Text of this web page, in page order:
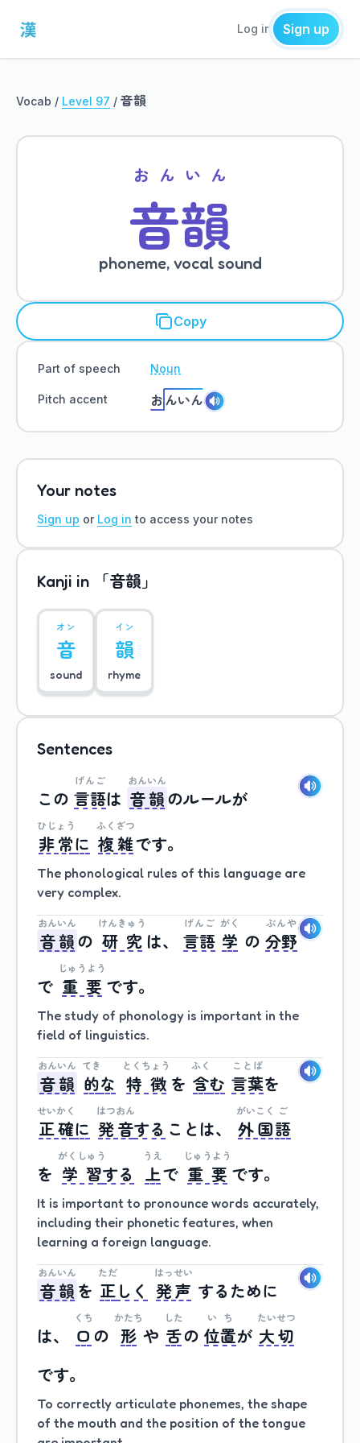
Log in Sign up
Vocab / Level 97 / 音韻
音
おん
韻
いん
phoneme, vocal sound
Copy
Part of speech Noun
Pitch accent おんいん
Your notes
Sign up or Log in to access your notes
Kanji in 「音韻」
オン
音
sound
イン
韻
rhyme
Sentences
この 言語
げんご
は 音韻
おんいん
のルールが
非常
ひじょう
に 複雑
ふくざつ
です。
The phonological rules of this language are
very complex.
音韻
おんいん
の 研究
けんきゅう
は、 言語
げんご
学
がく
の 分野
ぶんや
で 重要
じゅうよう
です。
The study of phonology is important in the
field of linguistics.
音韻
おんいん
的
てき
な 特徴
とくちょう
を 含
ふく
む 言葉
ことば
を
正確
せいかく
に 発音
はつおん
する ことは、 外国
がいこく
語
ご
を 学習
がくしゅう
する 上
うえ
で 重要
じゅうよう
です。
It is important to pronounce words accurately,
including their phonetic features, when
learning a foreign language.
音韻
おんいん
を 正
ただ
しく 発声
はっせい
する ために
は、
口
くち
の 形
かたち
や 舌
した
の 位置
いち
が 大切
たいせつ
です。
To correctly articulate phonemes, the shape
of the mouth and the position of the tongue